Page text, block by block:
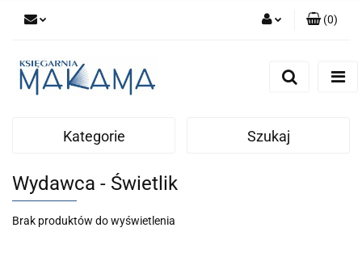
(0)
Kategorie Szukaj
Wydawca - Świetlik
Brak produktów do wyświetlenia